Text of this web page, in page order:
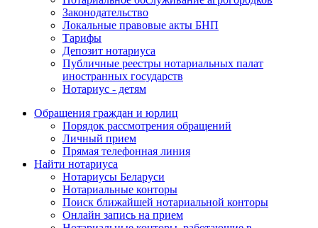
Законодательство
Локальные правовые акты БНП
Тарифы
Депозит нотариуса
Публичные реестры нотариальных палат
иностранных государств
Нотариус - детям
Обращения граждан и юрлиц
Порядок рассмотрения обращений
Личный прием
Прямая телефонная линия
Найти нотариуса
Нотариусы Беларуси
Нотариальные конторы
Поиск ближайшей нотариальной конторы
Онлайн запись на прием